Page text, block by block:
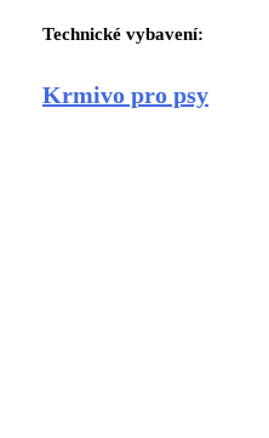
Technické vybavení:
Krmivo pro psy